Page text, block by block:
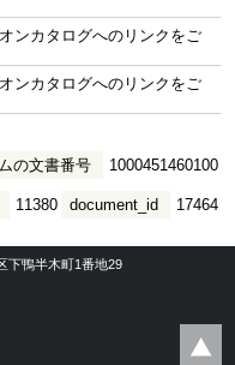
ンカタログへのリンクをご
ンカタログへのリンクをご
の文書番号 1000451460100
document_id 17464
11380
下鴨半木町1番地29